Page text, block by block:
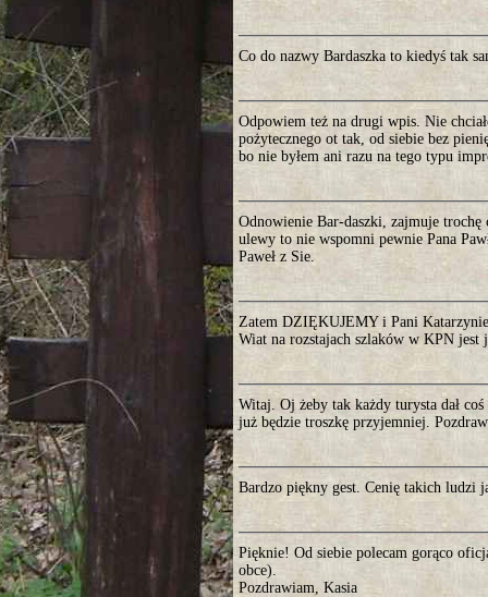
Co do nazwy Bardaszka to kiedyś tak
Odpowiem też na drugi wpis. Nie
pożytecznego ot tak, od siebie bez
bo nie byłem ani razu na tego typu
Odnowienie Bar-daszki, zajmuje trochę
ulewy to nie wspomni pewnie Pana
Paweł z Sie.
Zatem DZIĘKUJEMY i Pani
Wiat na rozstajach szlaków w KPN
Witaj. Oj żeby tak każdy turysta dał
już będzie troszkę przyjemniej.
Bardzo piękny gest. Cenię takich ludzi
Pięknie! Od siebie polecam gorąco
obce).
Pozdrawiam, Kasia